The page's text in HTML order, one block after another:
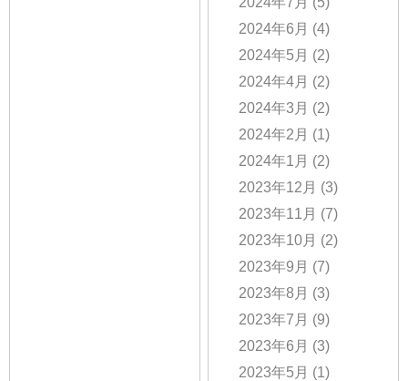
2024年6月 (4)
2024年5月 (2)
2024年4月 (2)
2024年3月 (2)
2024年2月 (1)
2024年1月 (2)
2023年12月 (3)
2023年11月 (7)
2023年10月 (2)
2023年9月 (7)
2023年8月 (3)
2023年7月 (9)
2023年6月 (3)
2023年5月 (1)